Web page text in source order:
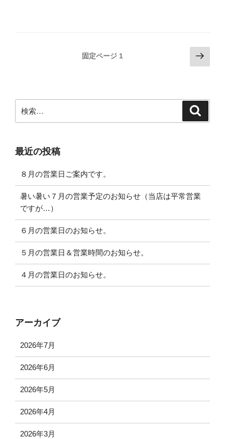
ゲ
ー
ョ
固定ページ 1
次
の
ジ
索:
最近の投稿
８月の営業日ご案内です。
暑い暑い７月の営業予定のお知らせ（当店は平常営業
ですが…）
６月の営業日のお知らせ。
５月の営業日＆営業時間のお知らせ。
４月の営業日のお知らせ。
アーカイブ
2026年7月
2026年6月
2026年5月
2026年4月
2026年3月